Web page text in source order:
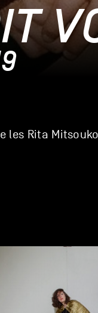
les Rita Mitsouko